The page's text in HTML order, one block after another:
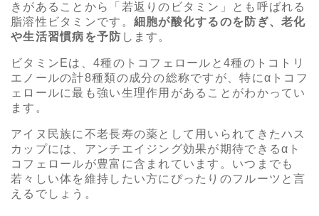
きがあることから「若返りのビタミン」とも呼ばれる
脂溶性ビタミンです。 細胞が酸化するのを防ぎ、老化
や生活習慣病を予防 します。
ビタミンEは、4種のトコフェロールと4種のトコトリ
エノールの計8種類の成分の総称ですが、特にαトコフ
ェロールに最も強い生理作用があることがわかってい
ます。
アイヌ民族に不老長寿の薬として用いられてきたハス
カップには、アンチエイジング効果が期待できるαト
コフェロールが豊富に含まれています。いつまでも
若々しい体を維持したい方にぴったりのフルーツと言
えるでしょう。